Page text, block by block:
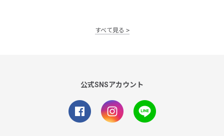
すべて見る
公式SNSアカウント